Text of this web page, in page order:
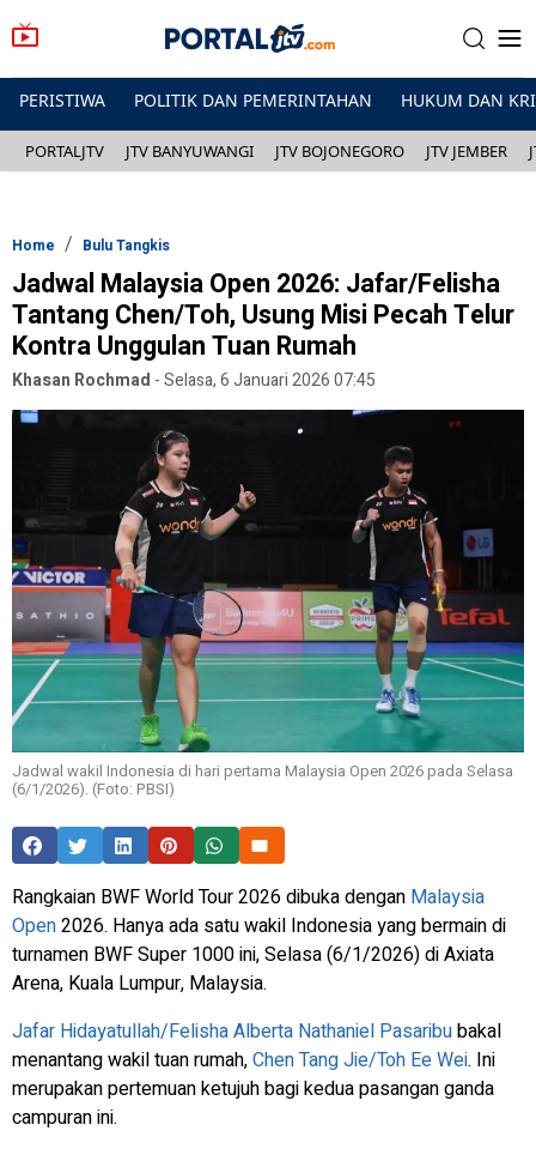
PERISTIWA POLITIK DAN PEMERINTAHAN HUKUM DAN
PORTALJTV JTV BANYUWANGI JTV BOJONEGORO JTV JEMBER
Home Bulu Tangkis
Jadwal Malaysia Open 2026: Jafar/Felisha
Tantang Chen/Toh, Usung Misi Pecah Telur
Kontra Unggulan Tuan Rumah
Khasan Rochmad -Selasa, 6 Januari 2026 07:45
Jadwal wakil Indonesia di hari pertama Malaysia Open 2026 pada Selasa
(6/1/2026). (Foto: PBSI)
Rangkaian BWF World Tour 2026 dibuka dengan Malaysia
Open2026. Hanya ada satu wakil Indonesia yang bermain di
turnamen BWF Super 1000 ini, Selasa (6/1/2026) di Axiata
Arena, Kuala Lumpur, Malaysia.
Jafar Hidayatullah/Felisha Alberta Nathaniel Pasaribubakal
menantang wakil tuan rumah,Chen Tang Jie/Toh Ee Wei. Ini
merupakan pertemuan ketujuh bagi kedua pasangan ganda
campuran ini.